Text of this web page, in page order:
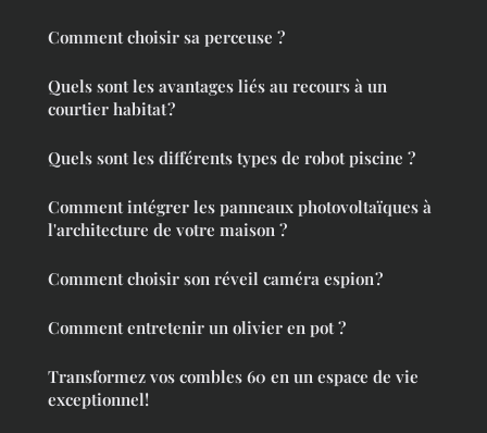
Comment choisir sa perceuse ?
Quels sont les avantages liés au recours à un
courtier habitat ?
Quels sont les différents types de robot piscine ?
Comment intégrer les panneaux photovoltaïques à
l'architecture de votre maison ?
Comment choisir son réveil caméra espion ?
Comment entretenir un olivier en pot ?
Transformez vos combles 60 en un espace de vie
exceptionnel!